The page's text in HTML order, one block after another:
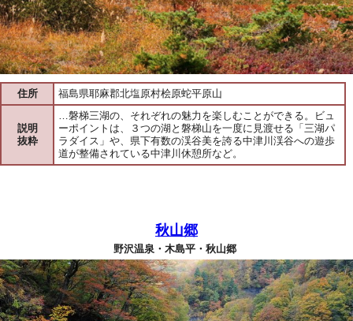
住所 福島県耶麻郡北塩原村桧原蛇平原山
説明
抜粋
…磐梯三湖の、それぞれの魅力を楽しむことができる。ビュ
ーポイントは、３つの湖と磐梯山を一度に見渡せる「三湖パ
ラダイス」や、県下有数の渓谷美を誇る中津川渓谷への遊歩
道が整備されている中津川休憩所など。
秋山郷
野沢温泉・木島平・秋山郷